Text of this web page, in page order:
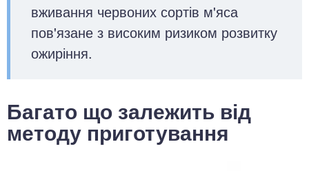
вживання червоних сортів м'яса
пов'язане з високим ризиком розвитку
ожиріння.
Багато що залежить від
методу приготування